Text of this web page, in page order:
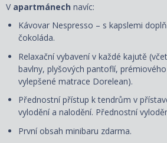
V apartmánech navíc:
Kávovar Nespresso – s kapslemi
čokoláda.
Relaxační vybavení v každé kajutě
bavlny, plyšových pantoflí,
vylepšené matrace Dorelean).
Přednostní přístup k tendrům v
vylodění a nalodění. Přednostní
První obsah minibaru zdarma.